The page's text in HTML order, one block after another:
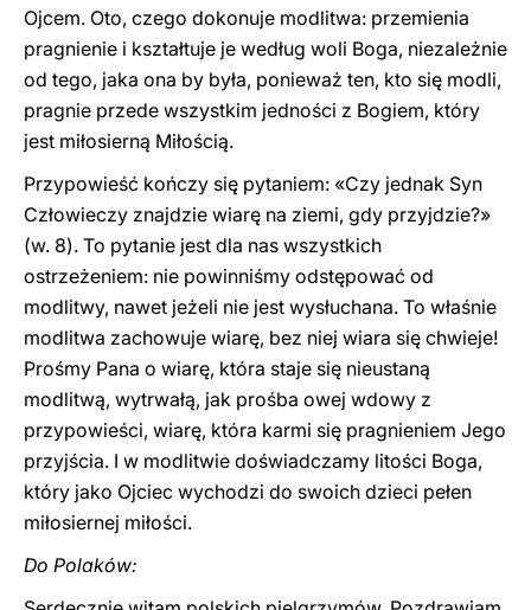
Ojcem. Oto, czego dokonuje modlitwa: przemienia
pragnienie i kształtuje je według woli Boga, niezależnie
od tego, jaka ona by była, ponieważ ten, kto się modli,
pragnie przede wszystkim jedności z Bogiem, który
jest miłosierną Miłością.
Przypowieść kończy się pytaniem: «Czy jednak Syn
Człowieczy znajdzie wiarę na ziemi, gdy przyjdzie?»
(w. 8). To pytanie jest dla nas wszystkich
ostrzeżeniem: nie powinniśmy odstępować od
modlitwy, nawet jeżeli nie jest wysłuchana. To właśnie
modlitwa zachowuje wiarę, bez niej wiara się chwieje!
Prośmy Pana o wiarę, która staje się nieustaną
modlitwą, wytrwałą, jak prośba owej wdowy z
przypowieści, wiarę, która karmi się pragnieniem Jego
przyjścia. I w modlitwie doświadczamy litości Boga,
który jako Ojciec wychodzi do swoich dzieci pełen
miłosiernej miłości.
Do Polaków: